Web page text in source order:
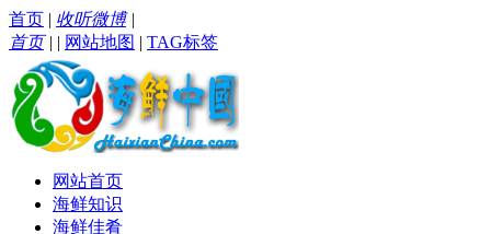
首页 | 收听微博|
首页| | 网站地图 | TAG标签
网站首页
海鲜知识
海鲜佳肴